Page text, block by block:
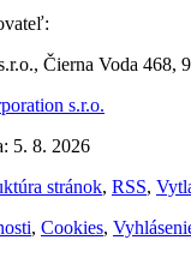
Čierna Voda 468,
s.r.o.
5. 8. 2026
stránok, RSS,
, Cookies,